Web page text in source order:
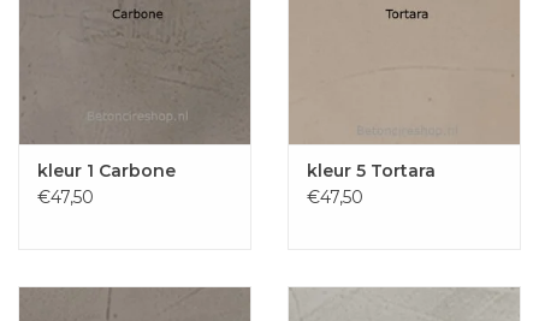
kleur 1 Carbone
€47,50
kleur 5 Tortara
€47,50